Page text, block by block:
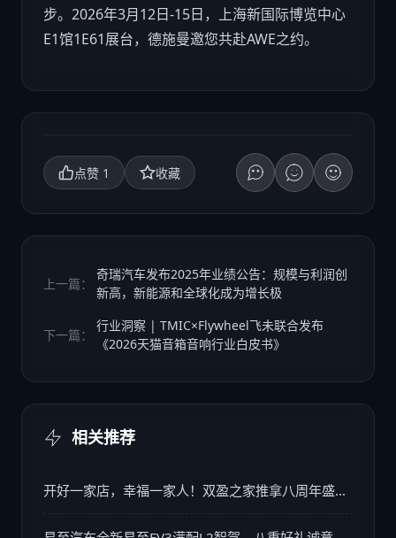
步。2026年3月12日-15日，上海新国际博览中心
E1馆1E61展台，德施曼邀您共赴AWE之约。
点赞 1 收藏
上一篇：
奇瑞汽车发布2025年业绩公告：规模与利润创
新高，新能源和全球化成为增长极
下一篇：
​行业洞察 | TMIC×Flywheel飞未联合发布
《2026天猫音箱音响行业白皮书》
相关推荐
开好一家店，幸福一家人！双盈之家推拿八周年盛典